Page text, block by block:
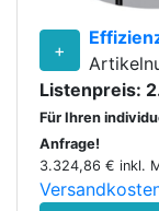
+
Listenpreis:
Für Ihren
Anfrage!
3.324,86 € inkl.